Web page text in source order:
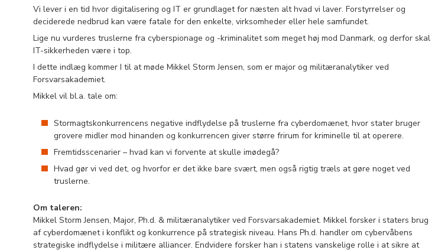
Vi lever i en tid hvor digitalisering og IT er grundlaget for næsten alt hvad vi laver. Forstyrrelser og
deciderede nedbrud kan være fatale for den enkelte, virksomheder eller hele samfundet.
Lige nu vurderes truslerne fra cyberspionage og -kriminalitet som meget høj mod Danmark, og derfor skal
IT-sikkerheden være i top.
I dette indlæg kommer I til at møde Mikkel Storm Jensen, som er major og militæranalytiker ved
Forsvarsakademiet.
Mikkel vil bl.a. tale om:
Stormagtskonkurrencens negative indflydelse på truslerne fra cyberdomænet, hvor stater bruger
grovere midler mod hinanden og konkurrencen giver større frirum for kriminelle til at operere.
Fremtidsscenarier – hvad kan vi forvente at skulle imødegå?
Hvad gør vi ved det, og hvorfor er det ikke bare svært, men også rigtig træls at gøre noget ved
truslerne.
Om taleren:
Mikkel Storm Jensen, Major, Ph.d. & militæranalytiker ved Forsvarsakademiet. Mikkel forsker i staters brug
af cyberdomænet i konflikt og konkurrence på strategisk niveau. Hans Ph.d. handler om cybervåbens
strategiske indflydelse i militære alliancer. Endvidere forsker han i statens vanskelige rolle i at sikre at